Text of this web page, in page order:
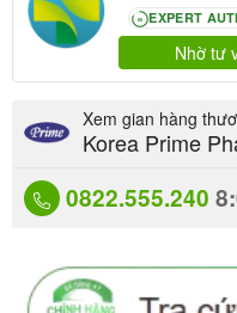
80 EXPERT
Nhờ tư
0822.555.240
Xem gian hàng
Korea Prime